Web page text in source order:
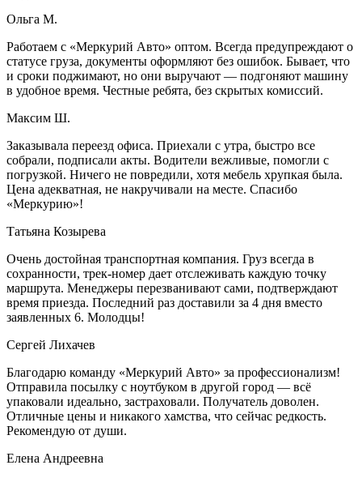
Ольга М.
Работаем с «Меркурий Авто» оптом. Всегда предупреждают о
статусе груза, документы оформляют без ошибок. Бывает, что
и сроки поджимают, но они выручают — подгоняют машину
в удобное время. Честные ребята, без скрытых комиссий.
Максим Ш.
Заказывала переезд офиса. Приехали с утра, быстро все
собрали, подписали акты. Водители вежливые, помогли с
погрузкой. Ничего не повредили, хотя мебель хрупкая была.
Цена адекватная, не накручивали на месте. Спасибо
«Меркурию»!
Татьяна Козырева
Очень достойная транспортная компания. Груз всегда в
сохранности, трек-номер дает отслеживать каждую точку
маршрута. Менеджеры перезванивают сами, подтверждают
время приезда. Последний раз доставили за 4 дня вместо
заявленных 6. Молодцы!
Сергей Лихачев
Благодарю команду «Меркурий Авто» за профессионализм!
Отправила посылку с ноутбуком в другой город — всё
упаковали идеально, застраховали. Получатель доволен.
Отличные цены и никакого хамства, что сейчас редкость.
Рекомендую от души.
Елена Андреевна